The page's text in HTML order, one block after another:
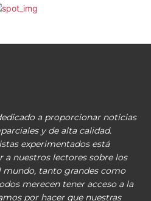
a proporcionar noticias
y de alta calidad.
experimentados está
nuestros lectores sobre los
mundo, tanto grandes como
merecen tener acceso a la
por hacer que nuestras